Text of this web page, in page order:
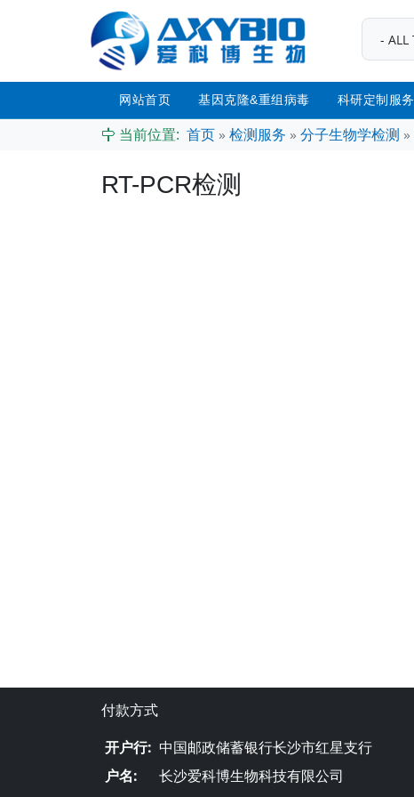
网站首页 基因克隆&重组病毒 科研定制服务
当前位置: 首页 » 检测服务 » 分子生物学检测 »
RT-PCR检测
付款方式
开户行: 中国邮政储蓄银行长沙市红星支行
户名:
长沙爱科博生物科技有限公司